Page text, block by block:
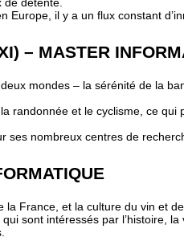
Europe, il y a un flux constant
– MASTER
mondes – la sérénité de la
randonnée et le cyclisme, ce qui
ses nombreux centres de
la France, et la culture du vin et
sont intéressés par l’histoire, la